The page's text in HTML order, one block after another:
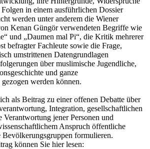
in einem ausführlichen Dossier
werden unter anderem die Wiener
Kenan Güngör verwendeten Begriffe wie
und „Daumen mal Pi“, die Kritik mehrerer
befragter Fachleute sowie die Frage,
umstrittenen Datengrundlagen
über muslimische Jugendliche,
und ganze
werden können.
als Beitrag zu einer offenen Debatte über
Integration, gesellschaftlichen
Verantwortung jener Personen und
Anspruch öffentliche
Bevölkerungsgruppen formulieren.
können Sie hier lesen: